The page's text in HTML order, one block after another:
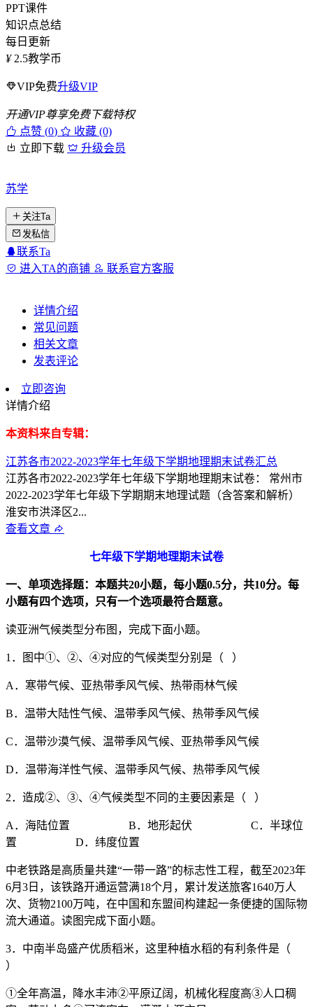
PPT课件
知识点总结
每日更新
¥ 2.5教学币
VIP免费升级VIP
开通VIP尊享免费下载特权
点赞 (0)
收藏 (0)
立即下载
升级会员
苏学
关注Ta
发私信
联系Ta
进入TA的商铺
联系官方客服
详情介绍
常见问题
相关文章
发表评论
立即咨询
详情介绍
本资料来自专辑：
江苏各市2022-2023学年七年级下学期地理期末试卷汇总
江苏各市2022-2023学年七年级下学期地理期末试卷： 常州市
2022-2023学年七年级下学期期末地理试题（含答案和解析）
淮安市洪泽区2...
查看文章
七年级下学期地理期末试卷
一、单项选择题：本题共20小题，每小题0.5分，共10分。每
小题有四个选项，只有一个选项最符合题意。
读亚洲气候类型分布图，完成下面小题。
1．图中①、②、④对应的气候类型分别是（ ）
A．寒带气候、亚热带季风气候、热带雨林气候
B．温带大陆性气候、温带季风气候、热带季风气候
C．温带沙漠气候、温带季风气候、亚热带季风气候
D．温带海洋性气候、温带季风气候、热带季风气候
2．造成②、③、④气候类型不同的主要因素是（ ）
A．海陆位置 B．地形起伏 C．半球位
置 D．纬度位置
中老铁路是高质量共建“一带一路”的标志性工程，截至2023年
6月3日，该铁路开通运营满18个月，累计发送旅客1640万人
次、货物2100万吨，在中国和东盟间构建起一条便捷的国际物
流大通道。读图完成下面小题。
3．中南半岛盛产优质稻米，这里种植水稻的有利条件是（
）
①全年高温，降水丰沛②平原辽阔，机械化程度高③人口稠